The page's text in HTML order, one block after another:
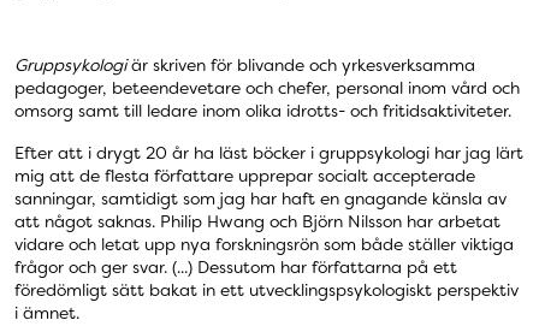
Gruppsykologiär skriven för blivande och yrkesverksamma
pedagoger, beteendevetare och chefer, personal inom vård och
omsorg samt till ledare inom olika idrotts- och fritidsaktiviteter.
Efter att i drygt 20 år ha läst böcker i gruppsykologi har jag lärt
mig att de flesta författare upprepar socialt accepterade
sanningar, samtidigt som jag har haft en gnagande känsla av
att något saknas. Philip Hwang och Björn Nilsson har arbetat
vidare och letat upp nya forskningsrön som både ställer viktiga
frågor och ger svar. (...) Dessutom har författarna på ett
föredömligt sätt bakat in ett utvecklingspsykologiskt perspektiv
i ämnet.